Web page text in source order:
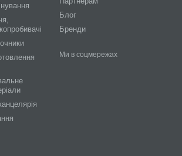
Блог
Бренди
Ми в соцмережах